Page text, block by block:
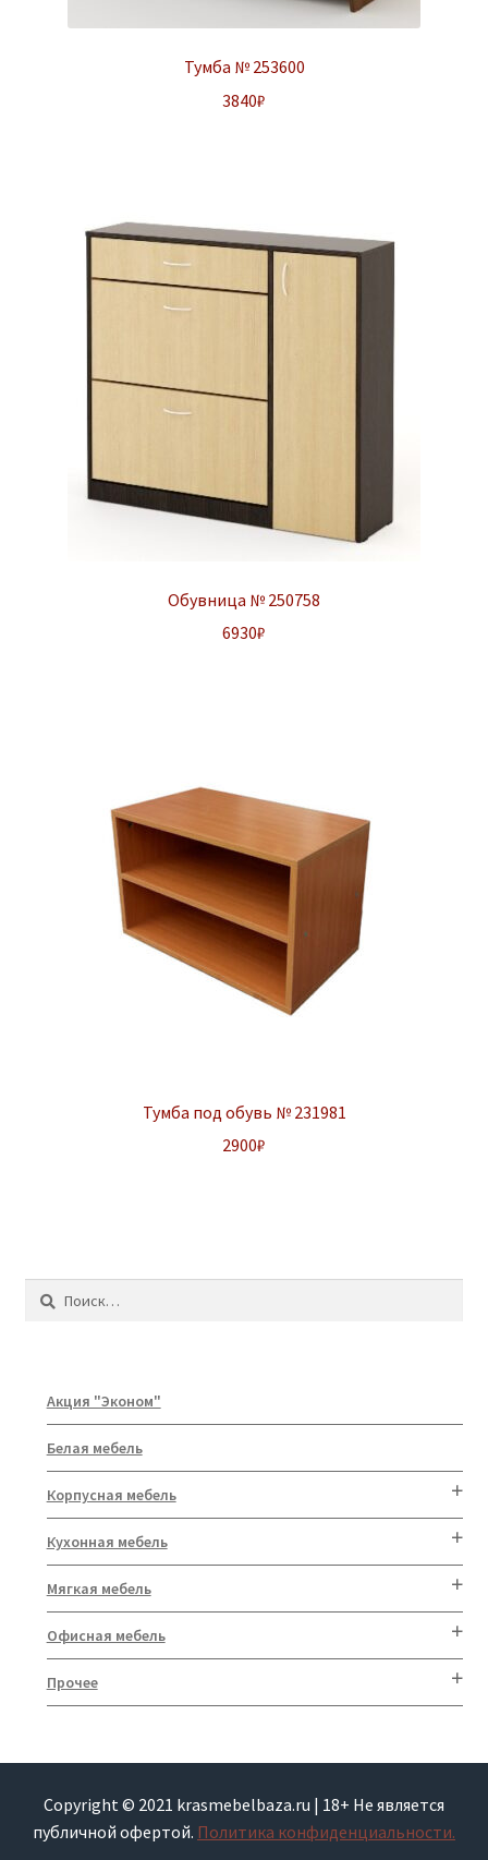
Тумба № 253600
3840₽
Обувница № 250758
6930₽
Тумба под обувь № 231981
2900₽
Найти:
Акция "Эконом"
Белая мебель
Корпусная мебель
Кухонная мебель
Мягкая мебель
Офисная мебель
Прочее
Copyright © 2021 krasmebelbaza.ru | 18+ Не является
публичной офертой. Политика конфиденциальности.